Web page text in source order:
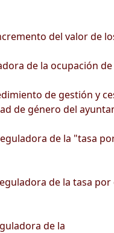
del valor de
de la ocupación
de gestión y
de género del
de la "tasa
de la tasa
de la